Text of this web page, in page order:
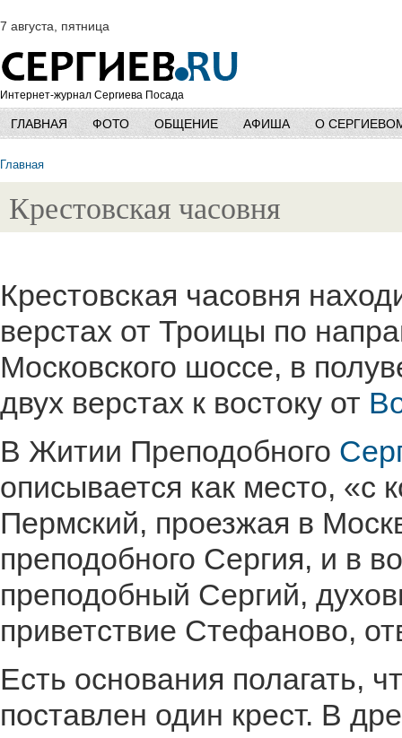
7 августа, пятница
Интернет-журнал Сергиева Посада
ГЛАВНАЯ ФОТО ОБЩЕНИЕ АФИША О
Главная
Крестовская часовня
Крестовская часовня
верстах от Троицы по
Московского шоссе, в
двух верстах к востоку от
В Житии Преподобного
описывается как место, «с
Пермский, проезжая в
преподобного Сергия, и в
преподобный Сергий,
приветствие Стефаново,
Есть основания полагать,
поставлен один крест. В